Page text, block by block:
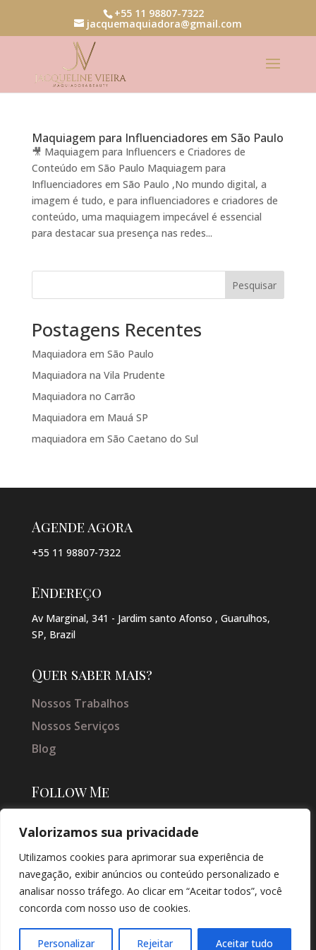
Valorizamos sua privacidade
Utilizamos cookies para aprimorar sua experiência de
navegação, exibir anúncios ou conteúdo personalizado e
analisar nosso tráfego. Ao clicar em “Aceitar todos”, você
concorda com nosso uso de cookies.
Personalizar Rejeitar Aceitar tudo
+55 11 98807-7322
jacquemaquiadora@gmail.com
Maquiagem para Influenciadores em São Paulo
🎥 Maquiagem para Influencers e Criadores de
Conteúdo em São Paulo Maquiagem para
Influenciadores em São Paulo ,No mundo digital, a
imagem é tudo, e para influenciadores e criadores de
conteúdo, uma maquiagem impecável é essencial
para destacar sua presença nas redes...
Pesquisar
Postagens Recentes
Maquiadora em São Paulo
Maquiadora na Vila Prudente
Maquiadora no Carrão
Maquiadora em Mauá SP
maquiadora em São Caetano do Sul
Agende agora
+55 11 98807-7322
Endereço
Av Marginal, 341 - Jardim santo Afonso , Guarulhos,
SP, Brazil
Quer saber mais?
Nossos Trabalhos
Nossos Serviços
Blog
Follow Me
SOLUÇÕES DIGITAIS |
CRIAÇÃO DE SITES